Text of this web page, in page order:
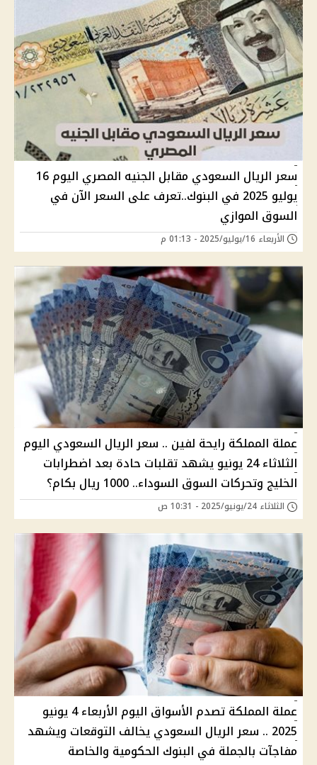
سعر الريال السعودي مقابل الجنيه المصري اليوم 16
يوليو 2025 في البنوك..تعرف على السعر الآن في
السوق الموازي
الأربعاء 16/يوليو/2025 - 01:13 م
عملة المملكة رايحة لفين .. سعر الريال السعودي اليوم
الثلاثاء 24 يونيو يشهد تقلبات حادة بعد اضطرابات
الخليج وتحركات السوق السوداء.. 1000 ريال بكام؟
الثلاثاء 24/يونيو/2025 - 10:31 ص
عملة المملكة تصدم الأسواق اليوم الأربعاء 4 يونيو
2025 .. سعر الريال السعودي يخالف التوقعات ويشهد
مفاجآت بالجملة في البنوك الحكومية والخاصة